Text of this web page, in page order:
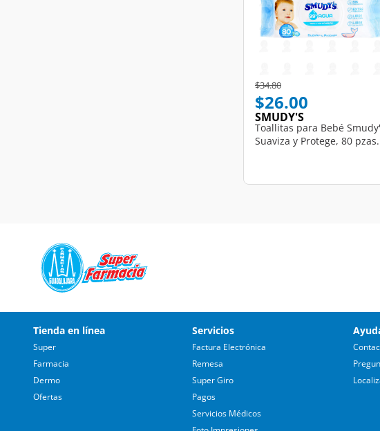
Price reduced from
$34.80to
$26.00
SMUDY'S
Toallitas para Bebé
Suaviza y Protege, 80 pzas.
Tienda en línea
Super
Farmacia
Dermo
Ofertas
Servicios
Factura Electrónica
Remesa
Super Giro
Pagos
Servicios Médicos